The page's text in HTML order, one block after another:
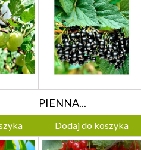
PIENNA...
Dodaj do koszyka